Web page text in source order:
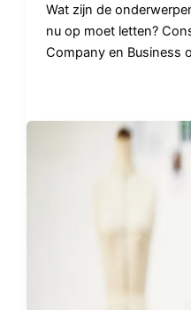
Wat zijn de
nu op moet letten?
Company en Business